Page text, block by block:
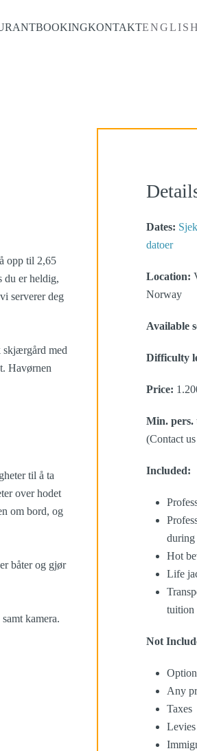
BOOKINGKONTAKTENGLISH
opp til 2,65
du er heldig,
serverer deg
skjærgård med
Havørnen
til å ta
over hodet
om bord, og
båter og gjør
kamera.
Dates:
datoer
Location:
Norway
Available
Difficulty
Price:
Min. pers.
(Contact
Included:
Hot
Life
tuition
Not
Any
Taxes
Levies